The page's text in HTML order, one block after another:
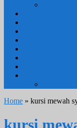
Home » kursi mewah